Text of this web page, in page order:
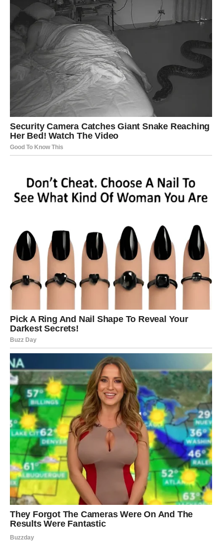
Srce vam konačno pronalazi ono
što je dugo tražilo
Pred vama su trenuci koje ćete dugo pamtiti.
ŠKORPIJA
Ono što je dugo bilo blokirano sada konačno dolazi na
Sudbina vam vraća moć i
Pred vama su veoma snažni i uspješni trenuci.
STRIJELAC
Nova energija donosi vam mnogo pozitivnih događaja i
Jedna prilika sada vam može potpuno promijeniti životni
pravac.
Sreća vam dolazi onda kada je
najmanje očekujete
Pred vama su veoma uzbudljivi trenuci.
JARAC
Jarčevi konačno ulaze u mnogo stabilniji i sigurniji period
života.
Poslije mnogo rada i odricanja dolazi osjećaj zadovoljstva
i velikog olakšanja.